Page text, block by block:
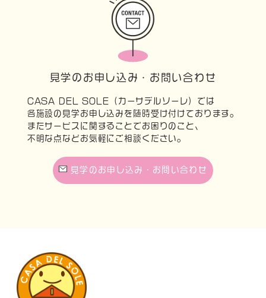
見学のお申し込み・お問い合わせ
CASA DEL SOLE（カーサデルソーレ）では
各施設の見学お申し込みを随時受け付けております。
またサービスに関することでお困りのこと、
不明な点などお気軽にご相談ください。
見学のお申し込み・お問い合わせ